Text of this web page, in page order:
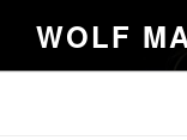
Inhalt
springen
WOLF